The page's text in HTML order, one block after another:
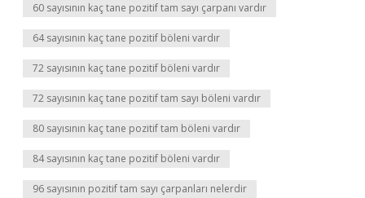
60 sayısının kaç tane pozitif tam sayı çarpanı vardır
64 sayısının kaç tane pozitif böleni vardır
72 sayısının kaç tane pozitif böleni vardır
72 sayısının kaç tane pozitif tam sayı böleni vardır
80 sayısının kaç tane pozitif tam böleni vardır
84 sayısının kaç tane pozitif böleni vardır
96 sayısının pozitif tam sayı çarpanları nelerdir